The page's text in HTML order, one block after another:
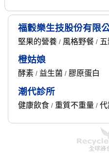
福穀樂生技股份有限
堅果的營養/ 風格野餐/
橙姑娘
酵素/ 益生菌 / 膠原蛋白
潮代診所
健康飲食/ 重質不重量/ 代